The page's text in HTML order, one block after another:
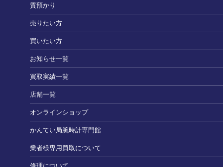
質預かり
売りたい方
買いたい方
お知らせ一覧
買取実績一覧
店舗一覧
オンラインショップ
かんてい局腕時計専門館
業者様専用買取について